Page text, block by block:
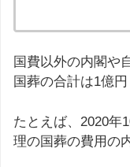
国費以外の内閣や
国葬の合計は1億
たとえば、2020年
理の国葬の費用の